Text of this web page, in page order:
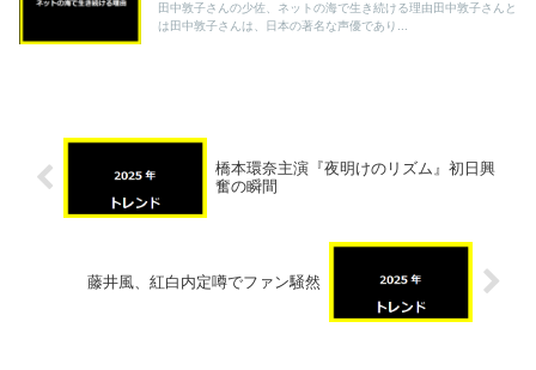
田中敦子さんの少佐、ネットの海で生き続ける理由田中敦子さんと
は田中敦子さんは、日本の著名な声優であり...
橋本環奈主演『夜明けのリズム』初日興
奮の瞬間
藤井風、紅白内定噂でファン騒然